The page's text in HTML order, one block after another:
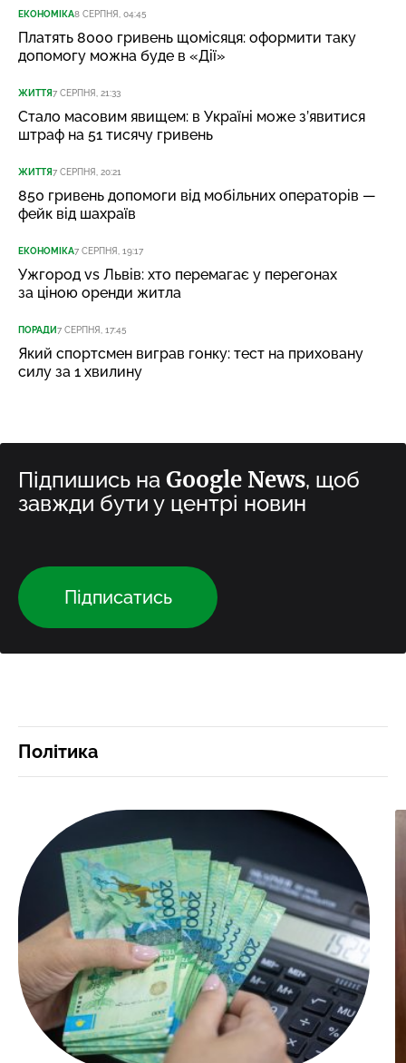
ЕКОНОМІКА8 СЕРПНЯ, 04:45
Платять 8000 гривень щомісяця: оформити таку
допомогу можна буде в «Дії»
ЖИТТЯ7 СЕРПНЯ, 21:33
Стало масовим явищем: в Україні може з’явитися
штраф на 51 тисячу гривень
ЖИТТЯ7 СЕРПНЯ, 20:21
850 гривень допомоги від мобільних операторів —
фейк від шахраїв
ЕКОНОМІКА7 СЕРПНЯ, 19:17
Ужгород vs Львів: хто перемагає у перегонах
за ціною оренди житла
ПОРАДИ7 СЕРПНЯ, 17:45
Який спортсмен виграв гонку: тест на приховану
силу за 1 хвилину
Підпишись на Google News, щоб
завжди бути у центрі новин
Підписатись
Політика